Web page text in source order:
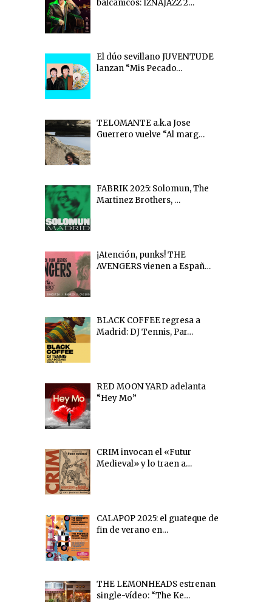
balcánicos: IZNAJAZZ 2…
El dúo sevillano JUVENTUDE
lanzan “Mis Pecado…
TELOMANTE a.k.a Jose
Guerrero vuelve “Al marg…
FABRIK 2025: Solomun, The
Martinez Brothers, …
¡Atención, punks! THE
AVENGERS vienen a Españ…
BLACK COFFEE regresa a
Madrid: DJ Tennis, Par…
RED MOON YARD adelanta
“Hey Mo”
CRIM invocan el «Futur
Medieval» y lo traen a…
CALAPOP 2025: el guateque de
fin de verano en…
THE LEMONHEADS estrenan
single-vídeo: “The Ke…